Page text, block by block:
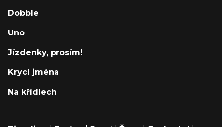
Dobble
Uno
Jízdenky, prosím!
Krycí jména
Na křídlech